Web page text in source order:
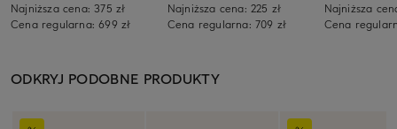
Najniższa cena:375 zł
Cena regularna:699 zł
Najniższa cena: 225 zł
Cena regularna: 709 zł
Najniższa
Cena
ODKRYJ PODOBNE PRODUKTY